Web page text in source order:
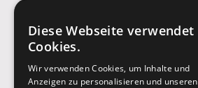
Diese Webseite verwendet
Cookies.
Wir verwenden Cookies, um Inhalte und
Anzeigen zu personalisieren und unseren